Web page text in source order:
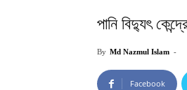
পানি বিদ্যুৎ
By Md Nazmul Islam -
Facebook